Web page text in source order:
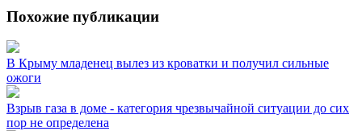
Похожие публикации
В Крыму младенец вылез из кроватки и получил сильные
ожоги
Взрыв газа в доме - категория чрезвычайной ситуации до сих
пор не определена